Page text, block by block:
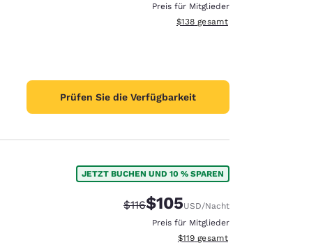
Preis für Mitglieder
Geschätzte Gesamtdetails
$138 gesamt
Prüfen Sie die Verfügbarkeit
JETZT BUCHEN UND 10 % SPAREN
Durchgestrichener Preis:
$116Vergünstigter Preis:
$105USD/Nacht
Preis für Mitglieder
Geschätzte Gesamtdetails
$119 gesamt